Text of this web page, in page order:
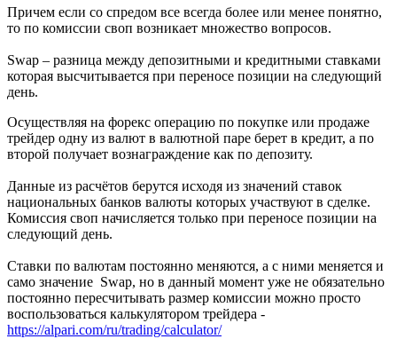
Причем если со спредом все всегда более или менее понятно,
то по комиссии своп возникает множество вопросов.
Swap – разница между депозитными и кредитными ставками
которая высчитывается при переносе позиции на следующий
день.
Осуществляя на форекс операцию по покупке или продаже
трейдер одну из валют в валютной паре берет в кредит, а по
второй получает вознаграждение как по депозиту.
Данные из расчётов берутся исходя из значений ставок
национальных банков валюты которых участвуют в сделке.
Комиссия своп начисляется только при переносе позиции на
следующий день.
Ставки по валютам постоянно меняются, а с ними меняется и
само значение Swap, но в данный момент уже не обязательно
постоянно пересчитывать размер комиссии можно просто
воспользоваться калькулятором трейдера -
https://alpari.com/ru/trading/calculator/